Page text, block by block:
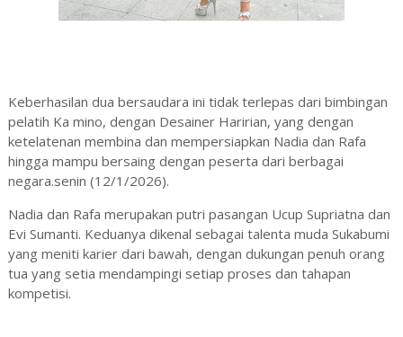
Keberhasilan dua bersaudara ini tidak terlepas dari bimbingan
pelatih Ka mino, dengan Desainer Haririan, yang dengan
ketelatenan membina dan mempersiapkan Nadia dan Rafa
hingga mampu bersaing dengan peserta dari berbagai
negara.senin (12/1/2026).
‎‎Nadia dan Rafa merupakan putri pasangan Ucup Supriatna dan
Evi Sumanti. Keduanya dikenal sebagai talenta muda Sukabumi
yang meniti karier dari bawah, dengan dukungan penuh orang
tua yang setia mendampingi setiap proses dan tahapan
kompetisi.